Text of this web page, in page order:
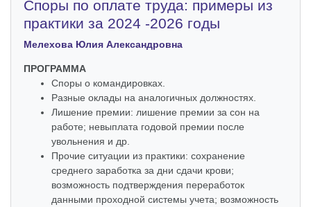
Споры по оплате труда: примеры из
практики за 2024 -2026 годы
Мелехова Юлия Александровна
ПРОГРАММА
Споры о командировках.
Разные оклады на аналогичных должностях.
Лишение премии: лишение премии за сон на
работе; невыплата годовой премии после
увольнения и др.
Прочие ситуации из практики: сохранение
среднего заработка за дни сдачи крови;
возможность подтверждения переработок
данными проходной системы учета; возможность